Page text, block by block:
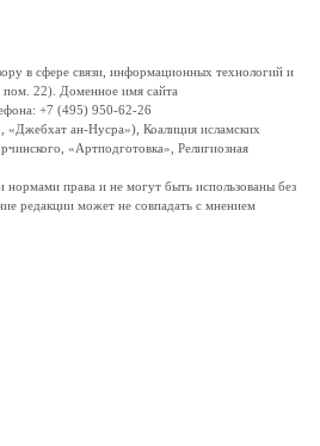
в сфере связи, информационных технологий и
22). Доменное имя сайта
+7 (495) 950-62-26
ан-Нусра»), Коалиция исламских
«Артподготовка», Религиозная
права и не могут быть использованы без
редакции может не совпадать с мнением